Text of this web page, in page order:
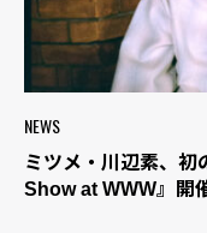
NEWS
ミツメ・川辺素、初
Show at WWW』開